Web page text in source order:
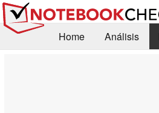
Home Análisis